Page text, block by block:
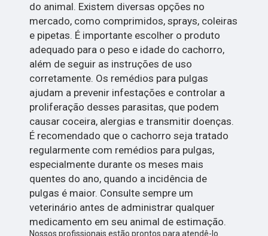
do animal. Existem diversas opções no
mercado, como comprimidos, sprays, coleiras
e pipetas. É importante escolher o produto
adequado para o peso e idade do cachorro,
além de seguir as instruções de uso
corretamente. Os remédios para pulgas
ajudam a prevenir infestações e controlar a
proliferação desses parasitas, que podem
causar coceira, alergias e transmitir doenças.
É recomendado que o cachorro seja tratado
regularmente com remédios para pulgas,
especialmente durante os meses mais
quentes do ano, quando a incidência de
pulgas é maior. Consulte sempre um
veterinário antes de administrar qualquer
medicamento em seu animal de estimação.
Nossos profissionais estão prontos para atendê-lo